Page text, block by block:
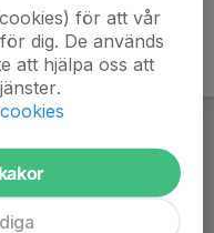
för att vår
dig. De används
att hjälpa oss att